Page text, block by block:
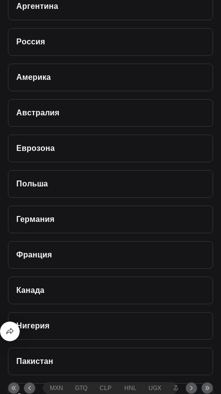
Аргентина
Россия
Америка
Австралия
Еврозона
Польша
Германия
Франция
Канада
Нигерия
Пакистан
MXN GTQ CLP HNL UGX ZAR TND